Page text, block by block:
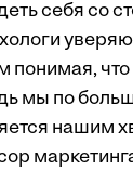
себя со
что
мы по
нашим